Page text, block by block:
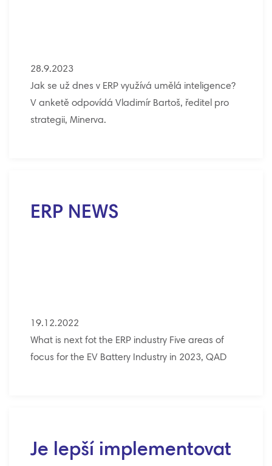
28.9.2023
Jak se už dnes v ERP využívá umělá inteligence?
V anketě odpovídá Vladimír Bartoš, ředitel pro
strategii, Minerva.
ERP NEWS
19.12.2022
What is next fot the ERP industry Five areas of
focus for the EV Battery Industry in 2023, QAD
Je lepší implementovat